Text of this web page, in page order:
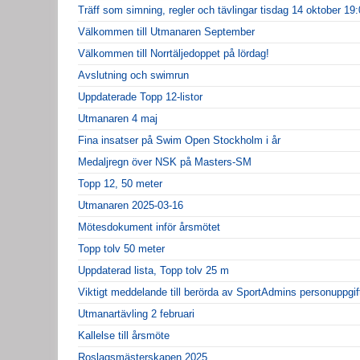
Träff som simning, regler och tävlingar tisdag 14 oktober
Välkommen till Utmanaren September
Välkommen till Norrtäljedoppet på lördag!
Avslutning och swimrun
Uppdaterade Topp 12-listor
Utmanaren 4 maj
Fina insatser på Swim Open Stockholm i år
Medaljregn över NSK på Masters-SM
Topp 12, 50 meter
Utmanaren 2025-03-16
Mötesdokument inför årsmötet
Topp tolv 50 meter
Uppdaterad lista, Topp tolv 25 m
Viktigt meddelande till berörda av SportAdmins
Utmanartävling 2 februari
Kallelse till årsmöte
Roslagsmästerskapen 2025